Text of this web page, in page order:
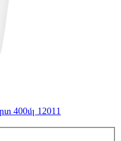
400մլ 12011